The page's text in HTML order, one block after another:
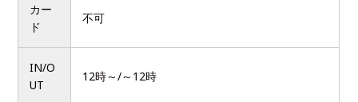
カー
ド
不可
IN/O
UT
12時～/～12時